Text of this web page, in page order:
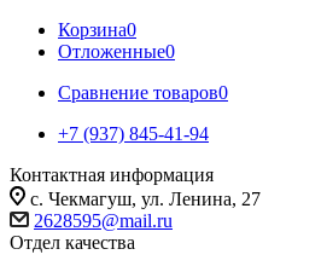
Корзина0
Отложенные0
Сравнение товаров0
+7 (937) 845-41-94
Контактная информация
с. Чекмагуш, ул. Ленина, 27
2628595@mail.ru
Отдел качества